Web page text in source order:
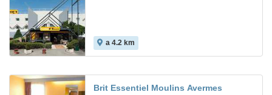
a 4.2 km
Brit Essentiel Moulins Avermes